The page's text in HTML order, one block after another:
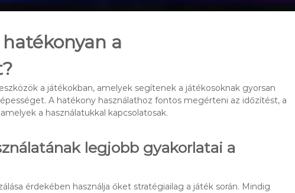
a
a játékokban, amelyek segítenek a játékosoknak gyorsan
A hatékony használathoz fontos megérteni az időzítést, a
a használatukkal kapcsolatosak.
legjobb gyakorlatai a
érdekében használja őket stratégiailag a játék során. Mindig